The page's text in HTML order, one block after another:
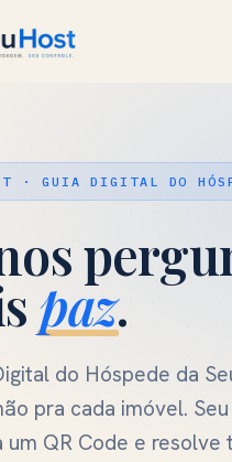
· GUIA DIGITAL DO
paz.
do Hóspede da
pra cada imóvel.
um QR Code e resolve